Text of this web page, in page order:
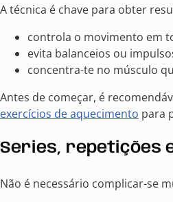
A técnica é chave para obter
controla o movimento em
evita balanceios ou
concentra-te no músculo
Antes de começar, é
exercícios de aquecimento para
Series, repetições
Não é necessário complicar-se